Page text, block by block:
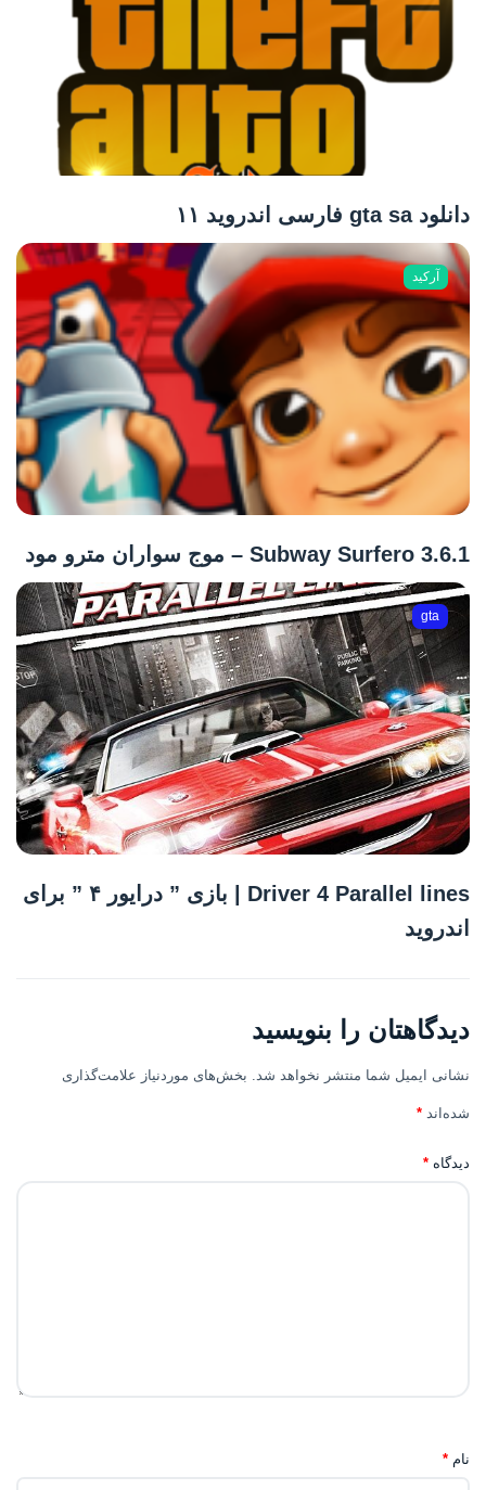
دانلود gta sa فارسی اندروید ۱۱
آرکید
Subway Surfero 3.6.1 – موج سواران مترو مود
gta
Driver 4 Parallel lines | بازی ” درایور ۴ ” برای
اندروید
دیدگاهتان را بنویسید
نشانی ایمیل شما منتشر نخواهد شد. بخش‌های موردنیاز علامت‌گذاری
شده‌اند *
دیدگاه *
نام *